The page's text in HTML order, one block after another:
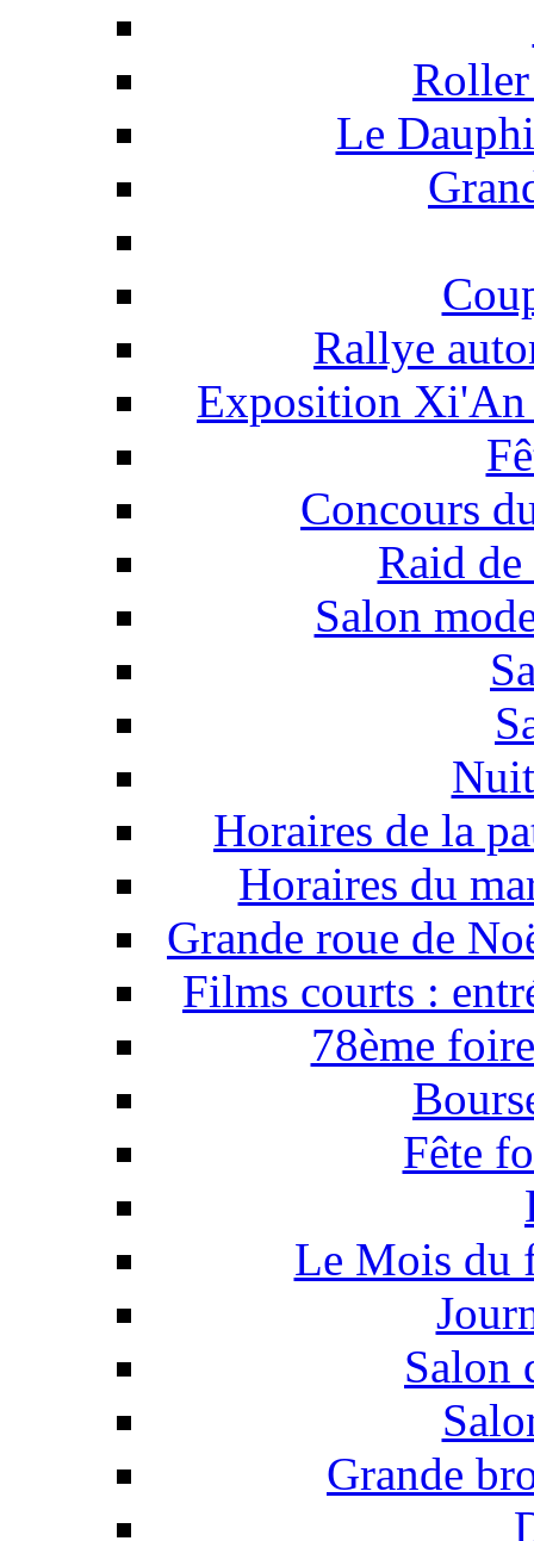
Le
Rallye
Exposition Xi'An
Concours
Raid
Salon
Horaires de la
Horaires du
Grande roue de
Films courts :
78ème
Fête
Le Mois du
Salon
Grande